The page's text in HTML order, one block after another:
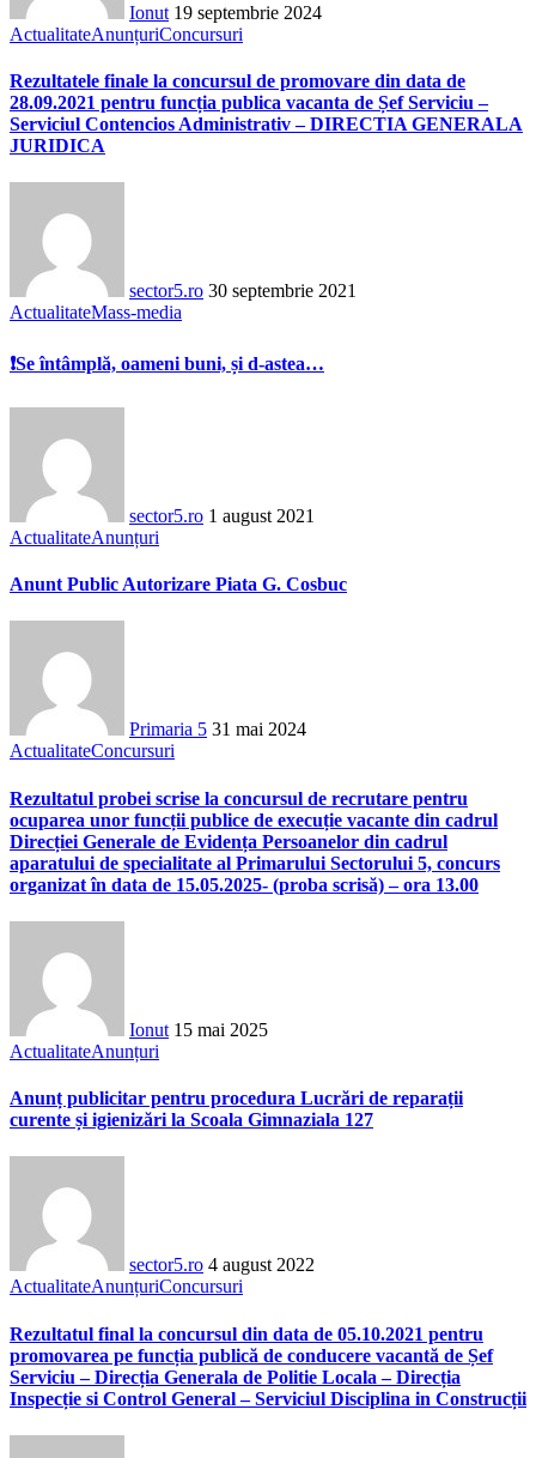
Ionut 19 septembrie 2024
ActualitateAnunțuriConcursuri
Rezultatele finale la concursul de promovare din data de
28.09.2021 pentru funcția publica vacanta de Șef Serviciu –
Serviciul Contencios Administrativ – DIRECTIA GENERALA
JURIDICA
sector5.ro 30 septembrie 2021
ActualitateMass-media
❗Se întâmplă, oameni buni, și d-astea…
sector5.ro 1 august 2021
ActualitateAnunțuri
Anunt Public Autorizare Piata G. Cosbuc
Primaria 5 31 mai 2024
ActualitateConcursuri
Rezultatul probei scrise la concursul de recrutare pentru
ocuparea unor funcții publice de execuție vacante din cadrul
Direcției Generale de Evidența Persoanelor din cadrul
aparatului de specialitate al Primarului Sectorului 5, concurs
organizat în data de 15.05.2025- (proba scrisă) – ora 13.00
Ionut 15 mai 2025
ActualitateAnunțuri
Anunț publicitar pentru procedura Lucrări de reparații
curente și igienizări la Scoala Gimnaziala 127
sector5.ro 4 august 2022
ActualitateAnunțuriConcursuri
Rezultatul final la concursul din data de 05.10.2021 pentru
promovarea pe funcția publică de conducere vacantă de Șef
Serviciu – Direcția Generala de Politie Locala – Direcția
Inspecție si Control General – Serviciul Disciplina in Construcții